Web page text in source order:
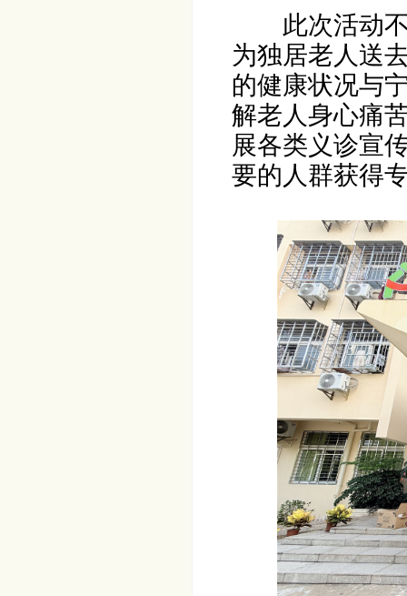
此次活动
为独居老人送
的健康状况与
解老人身心痛
展各类义诊宣
要的人群获得